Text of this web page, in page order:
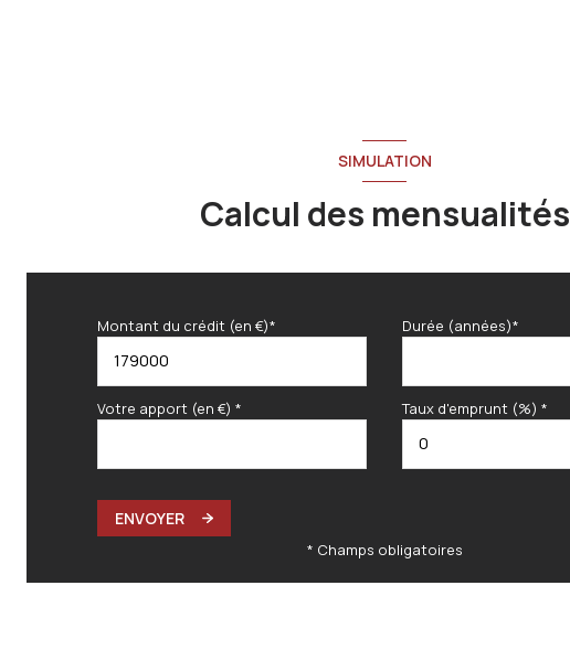
SIMULATION
Calcul des mensualités
Montant du crédit (en €)* Durée (années)*
Votre apport (en €) * Taux d'emprunt (%) *
ENVOYER
* Champs obligatoires